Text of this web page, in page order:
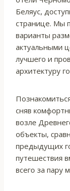
Беляус,
странице. Мы
варианты
актуальными
лучшего и
архитектуру
сняв
возле
объекты,
предыдущих
путешествия
всего за пару